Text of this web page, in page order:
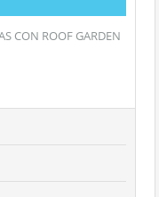
CON ROOF GARDEN